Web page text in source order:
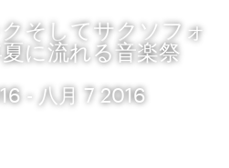
そしてサクソフォ
に流れる音楽祭
- 八月 7 2016